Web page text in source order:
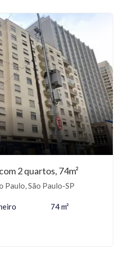
2 quartos, 74m²
Paulo, São Paulo-SP
74 m²